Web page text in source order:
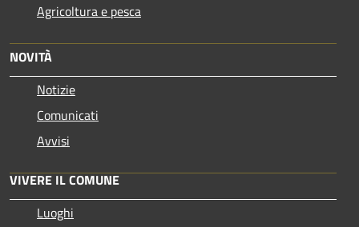
Agricoltura e pesca
NOVITÀ
Notizie
Comunicati
Avvisi
VIVERE IL COMUNE
Luoghi